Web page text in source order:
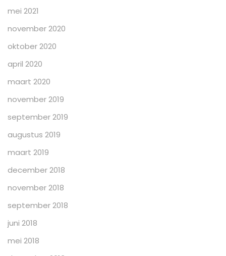
mei 2021
november 2020
oktober 2020
april 2020
maart 2020
november 2019
september 2019
augustus 2019
maart 2019
december 2018
november 2018
september 2018
juni 2018
mei 2018